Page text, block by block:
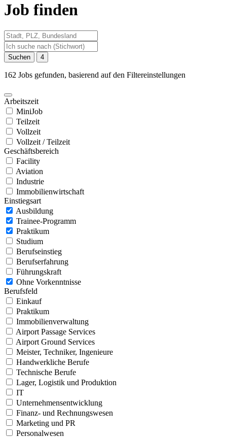
Job finden
Suchen 4
162 Jobs gefunden, basierend auf den Filtereinstellungen
Arbeitszeit
MiniJob
Teilzeit
Vollzeit
Vollzeit / Teilzeit
Geschäftsbereich
Facility
Aviation
Industrie
Immobilienwirtschaft
Einstiegsart
Ausbildung
Trainee-Programm
Praktikum
Studium
Berufseinstieg
Berufserfahrung
Führungskraft
Ohne Vorkenntnisse
Berufsfeld
Einkauf
Praktikum
Immobilienverwaltung
Airport Passage Services
Airport Ground Services
Meister, Techniker, Ingenieure
Handwerkliche Berufe
Technische Berufe
Lager, Logistik und Produktion
IT
Unternehmensentwicklung
Finanz- und Rechnungswesen
Marketing und PR
Personalwesen